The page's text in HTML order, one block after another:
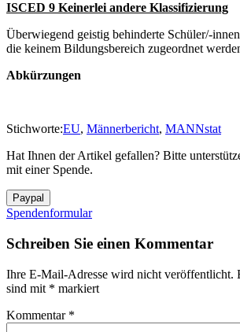
ISCED 9 Keinerlei andere Klassifizierung
Überwiegend geistig behinderte Schüler/-
die keinem Bildungsbereich zugeordnet
Abkürzungen
Stichworte:EU, Männerbericht, MANNstat
Hat Ihnen der Artikel gefallen? Bitte
mit einer Spende.
Spendenformular
Schreiben Sie einen Kommentar
Ihre E-Mail-Adresse wird nicht veröffentlicht.
sind mit * markiert
Kommentar *